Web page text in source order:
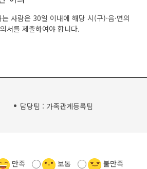
사람은 30일 이내에 해당 시(구)·읍·면의
서를 제출하여야 합니다.
담당팀 : 가족관계등록팀
만족 보통
불만족